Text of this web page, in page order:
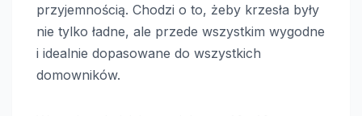
przyjemnością. Chodzi o to, żeby krzesła były
nie tylko ładne, ale przede wszystkim wygodne
i idealnie dopasowane do wszystkich
domowników.